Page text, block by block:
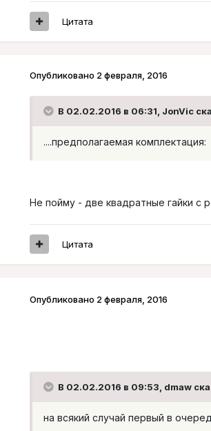
Цитата
Опубликовано 2 февраля, 2016
В 02.02.2016 в 06:31, JonVic
....предполагаемая комплектация:
Не пойму - две квадратные гайки с
Цитата
Опубликовано 2 февраля, 2016
В 02.02.2016 в 09:53, dmaw
на всякий случай первый в